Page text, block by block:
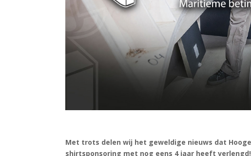
Met trots delen wij het geweldige nieuws dat
shirtsponsoring met nog eens 4 jaar heeft verlengd!